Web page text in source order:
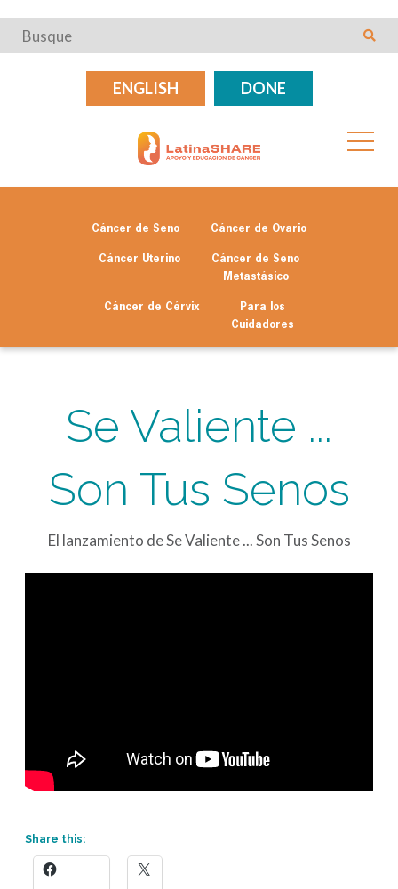
ENGLISH DONE
Cáncer de Seno Cáncer de Ovario
Cáncer Uterino
Cáncer de Seno
Metastásico
Cáncer de Cérvix
Para los
Cuidadores
Se Valiente ...
Son Tus Senos
El lanzamiento de Se Valiente ... Son Tus Senos
Share this: